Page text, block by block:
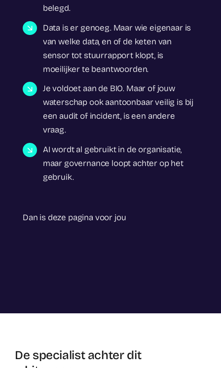
belegd.
Data is er genoeg. Maar wie eigenaar is
van welke data, en of de keten van
sensor tot stuurrapport klopt, is
moeilijker te beantwoorden.
Je voldoet aan de BIO. Maar of jouw
waterschap ook aantoonbaar veilig is bij
een audit of incident, is een andere
vraag.
AI wordt al gebruikt in de organisatie,
maar governance loopt achter op het
gebruik.
Dan is deze pagina voor jou
De specialist achter dit